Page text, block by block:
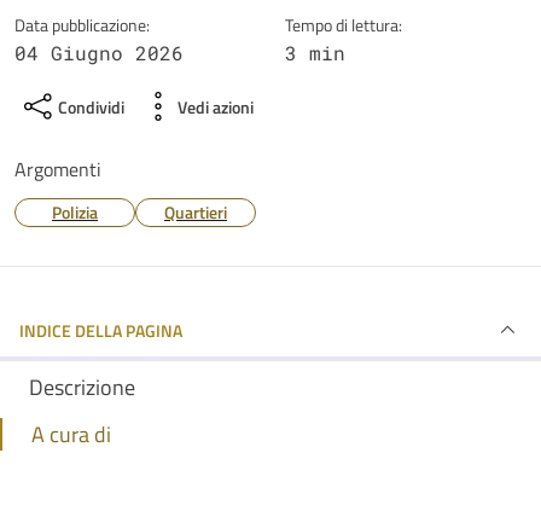
Data pubblicazione:
04 Giugno 2026
Tempo di lettura:
3 min
Condividi Vedi azioni
Argomenti
Polizia Quartieri
INDICE DELLA PAGINA
Descrizione
A cura di